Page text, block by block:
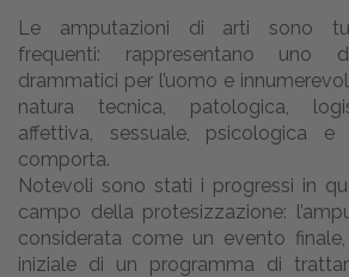
Le amputazioni di arti sono
frequenti: rappresentano uno
drammatici per l’uomo e
natura tecnica, patologica,
affettiva, sessuale, psicologica
comporta.
Notevoli sono stati i progressi in
campo della protesizzazione:
considerata come un evento
iniziale di un programma di